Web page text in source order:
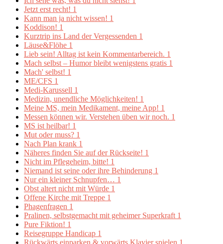
Jetzt erst recht! 1
Kann man ja nicht wissen! 1
Koddison! 1
Kurztrip ins Land der Vergessenden 1
Läuse&Flöhe 1
Lieb sein! Alltag ist kein Kommentarbereich. 1
Mach selbst – Humor bleibt wenigstens gratis 1
Mach' selbst! 1
ME/CFS 1
Medi-Karussell 1
Medizin, unendliche Möglichkeiten! 1
Meine MS, mein Medikament, meine App! 1
Messen können wir. Verstehen üben wir noch. 1
MS ist heilbar! 1
Mut oder muss? 1
Nach Plan krank 1
Näheres finden Sie auf der Rückseite! 1
Nicht im Pflegeheim, bitte! 1
Niemand ist seine oder ihre Behinderung 1
Nur ein kleiner Schnupfen… 1
Obst altert nicht mit Würde 1
Offene Kirche mit Treppe 1
Phagenfragen 1
Pralinen, selbstgemacht mit geheimer Superkraft 1
Pure Fiktion! 1
Reisegruppe Handicap 1
Rückwärts einparken & vorwärts Klavier spielen 1